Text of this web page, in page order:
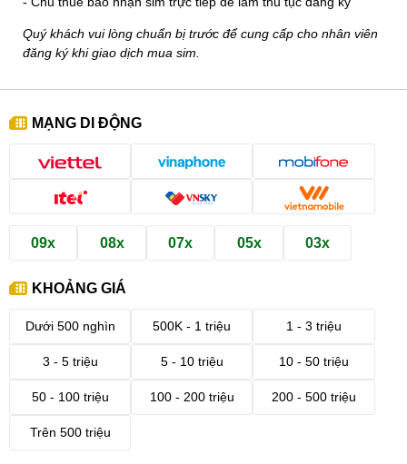
Quý khách vui lòng chuẩn bị trước để cung cấp cho nhân viên
đăng ký khi giao dịch mua sim.
MẠNG DI ĐỘNG
09x 08x 07x 05x 03x
KHOẢNG GIÁ
Dưới 500 nghìn 500K - 1 triệu 1 - 3 triệu
3 - 5 triệu 5 - 10 triệu 10 - 50 triệu
50 - 100 triệu 100 - 200 triệu 200 - 500 triệu
Trên 500 triệu